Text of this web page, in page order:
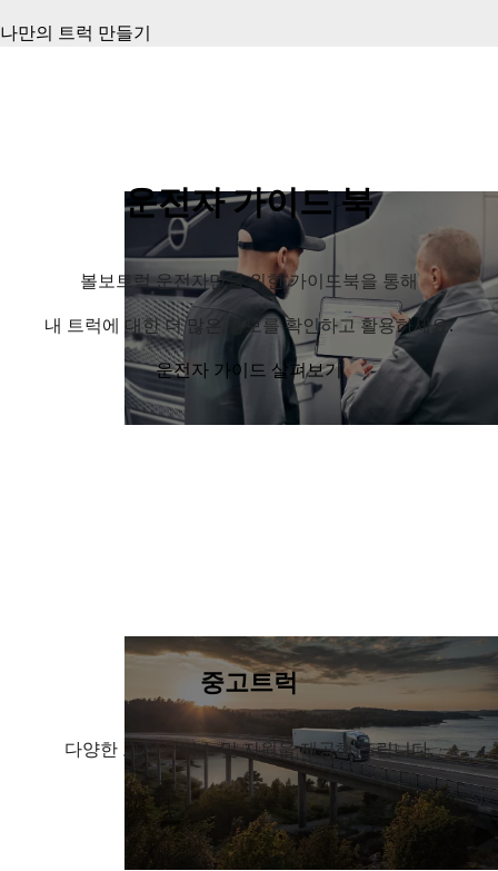
나만의 트럭 만들기
운전자 가이드 북
볼보트럭 운전자만을 위한 가이드북을 통해
내 트럭에 대한 더 많은 정보를 확인하고 활용하세요.
운전자 가이드 살펴보기
중고트럭
다양한 고객 서비스 및 지원을 제공해 드립니다.